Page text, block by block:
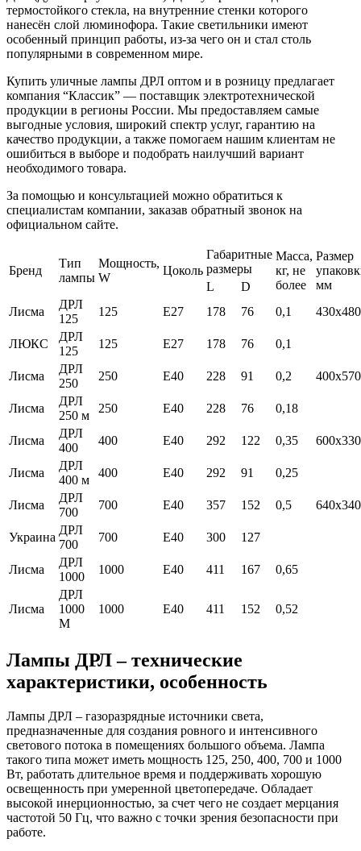
термостойкого стекла, на внутренние стенки которого
нанесён слой люминофора. Такие светильники имеют
особенный принцип работы, из-за чего он и стал столь
популярными в современном мире.
Купить уличные лампы ДРЛ оптом и в розницу предлагает
компания “Классик” — поставщик электротехнической
продукции в регионы России. Мы предоставляем самые
выгодные условия, широкий спектр услуг, гарантию на
качество продукции, а также помогаем нашим клиентам не
ошибиться в выборе и подобрать наилучший вариант
необходимого товара.
За помощью и консультацией можно обратиться к
специалистам компании, заказав обратный звонок на
официальном сайте.
Бренд
Тип
лампы
Мощность,
W
Цоколь
Габаритные
размеры
Масса,
кг, не
более
Размер
мм
L
D
Лисма
ДРЛ
125
125 Е27 178 76 0,1
ЛЮКС
ДРЛ
125
125 Е27 178 76 0,1
Лисма
ДРЛ
250
250 Е40 228 91 0,2
Лисма
ДРЛ
250 м
250 Е40 228 76 0,18
Лисма
ДРЛ
400
400 Е40 292 122 0,35
Лисма
ДРЛ
400 м
400 Е40 292 91 0,25
Лисма
ДРЛ
700
700 Е40 357 152 0,5
Украина
ДРЛ
700
700 Е40 300 127
Лисма
ДРЛ
1000
1000 Е40 411 167 0,65
Лисма
ДРЛ
1000
М
1000 Е40 411 152 0,52
Лампы ДРЛ – технические
характеристики, особенность
Лампы ДРЛ – газоразрядные источники света,
предназначенные для создания ровного и интенсивного
светового потока в помещениях большого объема. Лампа
такого типа может иметь мощность 125, 250, 400, 700 и 1000
Вт, работать длительное время и поддерживать хорошую
освещенность при умеренной цветопередаче. Обладает
высокой инерционностью, за счет чего не создает мерцания
частотой 50 Гц, что важно с точки зрения безопасности при
работе.